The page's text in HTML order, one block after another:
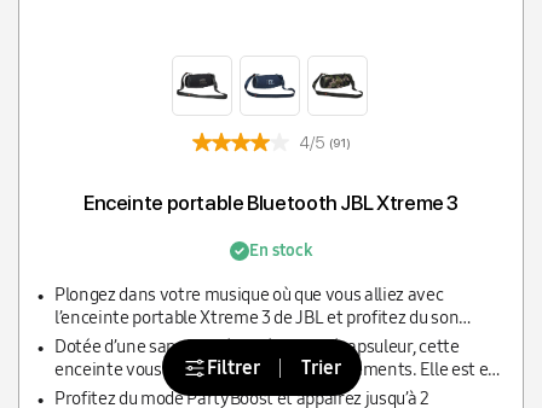
4/5 (91)
Enceinte portable Bluetooth JBL Xtreme 3
En stock
Plongez dans votre musique où que vous alliez avec
l’enceinte portable Xtreme 3 de JBL et profitez du son
immersif Original JBL avec des basses profondes et
immersives
Dotée d’une sangle et équipée d’un décapsuleur, cette
enceinte vous suit dans tous vos déplacements. Elle est en
outre étanche à l’eau et à la poussière conformément à la
Profitez du mode PartyBoost et appairez jusqu’à 2
Filtrer Trier